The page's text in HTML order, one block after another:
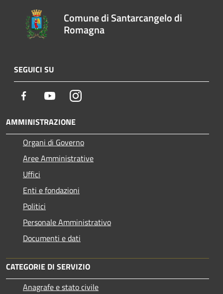
Comune di Santarcangelo di
Romagna
SEGUICI SU
Facebook YoutubeInstagram
AMMINISTRAZIONE
Organi di Governo
Aree Amministrative
Uffici
Enti e fondazioni
Politici
Personale Amministrativo
Documenti e dati
CATEGORIE DI SERVIZIO
Anagrafe e stato civile